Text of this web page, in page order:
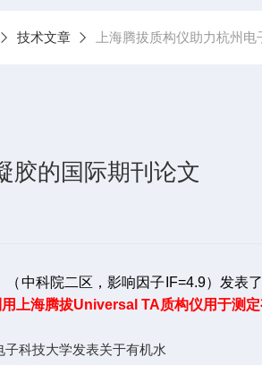
技术文章 上海腾拔质构仪助力杭州
胶的国际期刊论文
中科院二区，影响因子IF=4.9）发表
上海腾拔Universal TA质构仪用于测